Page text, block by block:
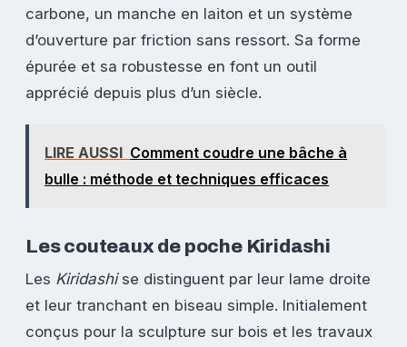
carbone, un manche en laiton et un système
d’ouverture par friction sans ressort. Sa forme
épurée et sa robustesse en font un outil
apprécié depuis plus d’un siècle.
LIRE AUSSI Comment coudre une bâche à
bulle : méthode et techniques efficaces
Les couteaux de poche Kiridashi
Les Kiridashise distinguent par leur lame droite
et leur tranchant en biseau simple. Initialement
conçus pour la sculpture sur bois et les travaux